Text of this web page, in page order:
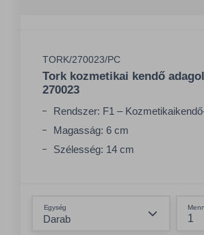
TORK/270023/PC
Tork kozmetikai kendő
270023
Rendszer: F1 –
Magasság: 6 cm
Szélesség: 14 cm
Egység